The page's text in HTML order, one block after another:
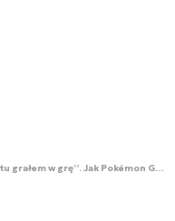
„Po prostu grałem w grę”. Jak Pokémon GO pomógł trenować AI